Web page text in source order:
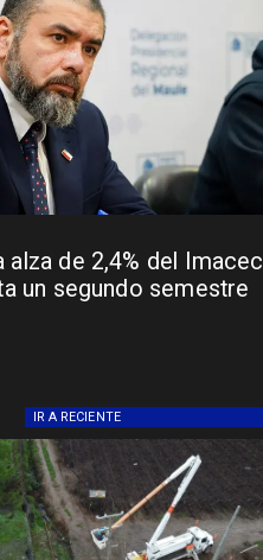
alza de 2,4% del Imacec
un segundo semestre
IR A RECIENTE